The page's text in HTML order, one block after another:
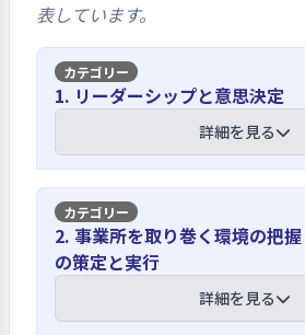
表しています。
1. リーダーシップと意思決定
詳細を見る
【講評】
法人と園の理念や保育目標
修等で職員理解を深めてい
2. 事業所を取り巻く環境の把
の策定と実行
詳細を見る